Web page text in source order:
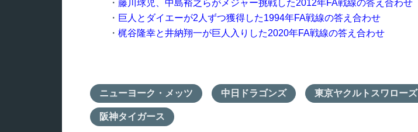
・ 藤川球児、中島裕之らがメジャー挑戦した2012年FA戦線の答え合わせ
・ 巨人とダイエーが2人ずつ獲得した1994年FA戦線の答え合わせ
・ 梶谷隆幸と井納翔一が巨人入りした2020年FA戦線の答え合わせ
ニューヨーク・メッツ 中日ドラゴンズ 東京ヤクルトスワローズ
阪神タイガース